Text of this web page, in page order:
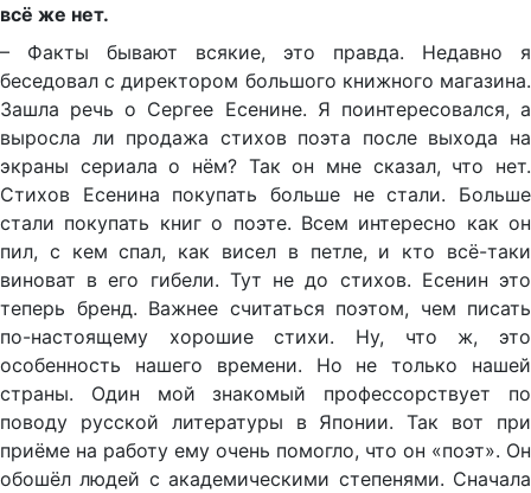
всё же нет.
– Факты бывают всякие, это правда. Недавно я
беседовал с директором большого книжного магазина.
Зашла речь о Сергее Есенине. Я поинтересовался, а
выросла ли продажа стихов поэта после выхода на
экраны сериала о нём? Так он мне сказал, что нет.
Стихов Есенина покупать больше не стали. Больше
стали покупать книг о поэте. Всем интересно как он
пил, с кем спал, как висел в петле, и кто всё-таки
виноват в его гибели. Тут не до стихов. Есенин это
теперь бренд. Важнее считаться поэтом, чем писать
по-настоящему хорошие стихи. Ну, что ж, это
особенность нашего времени. Но не только нашей
страны. Один мой знакомый профессорствует по
поводу русской литературы в Японии. Так вот при
приёме на работу ему очень помогло, что он «поэт». Он
обошёл людей с академическими степенями. Сначала